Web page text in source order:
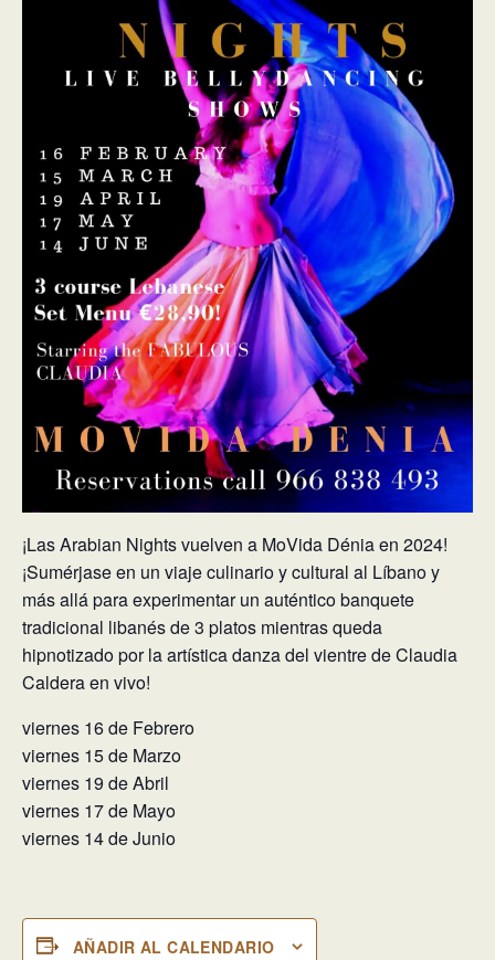
¡Las Arabian Nights vuelven a MoVida Dénia en 2024!
¡Sumérjase en un viaje culinario y cultural al Líbano y
más allá para experimentar un auténtico banquete
tradicional libanés de 3 platos mientras queda
hipnotizado por la artística danza del vientre de Claudia
Caldera en vivo!
viernes 16 de Febrero
viernes 15 de Marzo
viernes 19 de Abril
viernes 17 de Mayo
viernes 14 de Junio
AÑADIR AL CALENDARIO